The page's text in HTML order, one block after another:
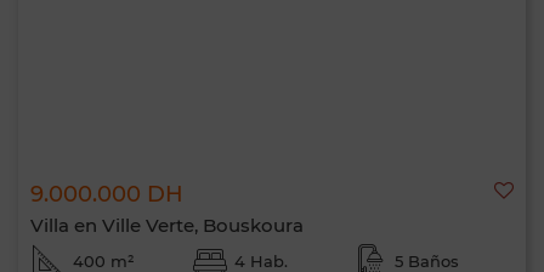
9.000.000 DH
Villa en Ville Verte, Bouskoura
400 m² 4 Hab. 5 Baños